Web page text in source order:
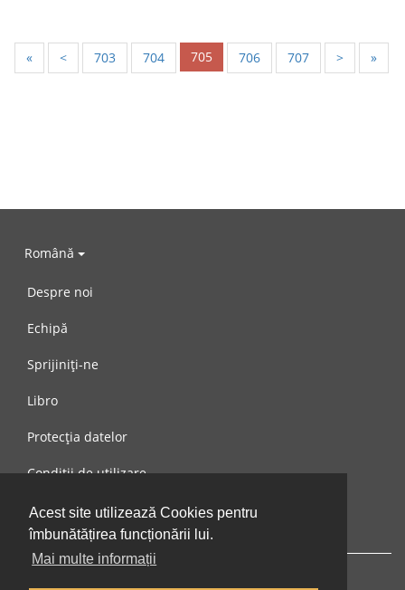
Acest site utilizează Cookies pentru
îmbunătățirea funcționării lui.
Mai multe informații
« < 703 704 705 706 707 > »
Română
Despre noi
Echipă
Sprijiniți-ne
Libro
Protecția datelor
Condiții de utilizare
Mesaj către noi